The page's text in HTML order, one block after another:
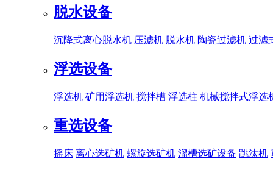
脱水设备
沉降式离心脱水机 压滤机 脱水机 陶瓷过滤机 过滤
浮选设备
浮选机 矿用浮选机 搅拌槽 浮选柱 机械搅拌式浮选
重选设备
摇床 离心选矿机 螺旋选矿机 溜槽选矿设备 跳汰机